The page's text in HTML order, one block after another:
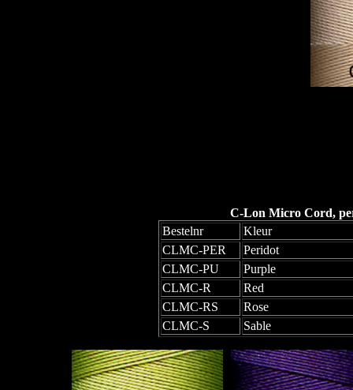
C-Lon Micro Cord,
Bestelnr
Kleur
CLMC-PER
Peridot
CLMC-PU
Purple
CLMC-R
Red
CLMC-RS
Rose
CLMC-S
Sable